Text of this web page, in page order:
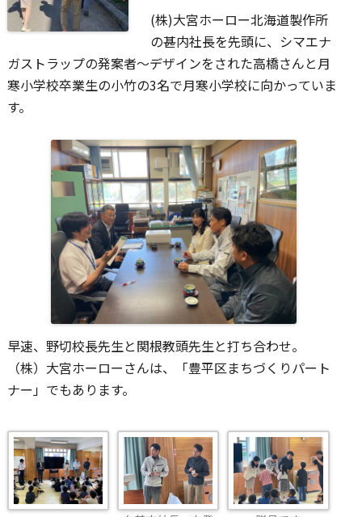
(株)大宮ホーロー北海道製作所
の甚内社長を先頭に、シマエナ
ガストラップの発案者〜デザインをされた高橋さんと月
寒小学校卒業生の小竹の3名で月寒小学校に向かっていま
す。
早速、野切校長先生と関根教頭先生と打ち合わせ。
（株）大宮ホーローさんは、「豊平区まちづくりパート
ナー」でもあります。